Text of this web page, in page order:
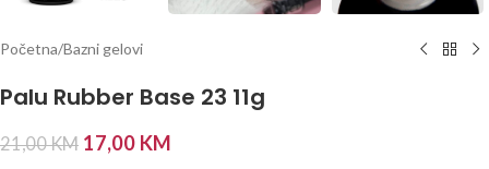
Početna/Bazni gelovi
Palu Rubber Base 23 11g
21,00KM 17,00 KM